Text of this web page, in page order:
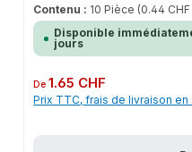
Contenu : 10 Pièce (0.44
Disponible
jours
Prix régulier :
De1.65 CHF
Prix TTC, frais de livraison en